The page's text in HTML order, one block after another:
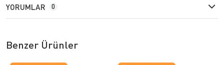
YORUMLAR 0
Benzer Ürünler